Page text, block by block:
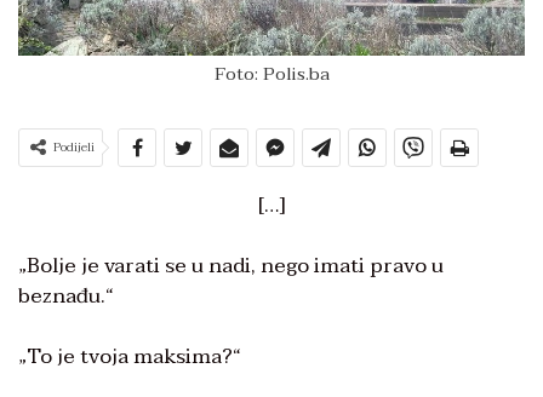
Foto: Polis.ba
Podijeli
[…]
„Bolje je varati se u nadi, nego imati pravo u
beznađu.“
„To je tvoja maksima?“